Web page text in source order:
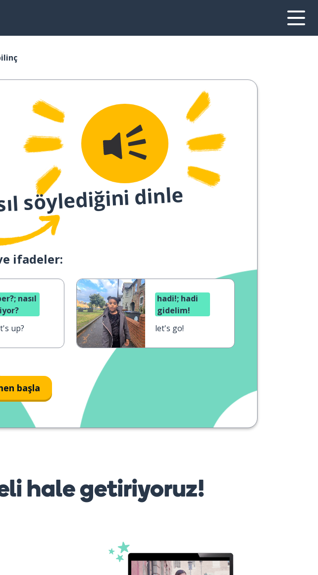
söylediğini dinle
ifadeler:
nasıl
up?
hadi!; hadi
gidelim!
let's go!
başla
hale getiriyoruz!